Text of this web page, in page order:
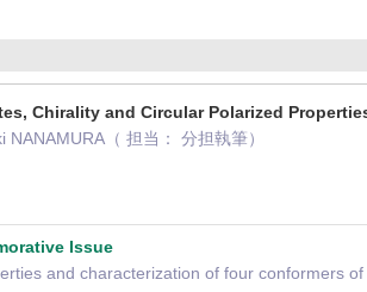
Chirality and Circular Polarized
（ 担当： 分担執筆）
Issue
and characterization of four conformers